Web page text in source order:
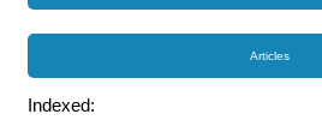
Articles
Indexed: